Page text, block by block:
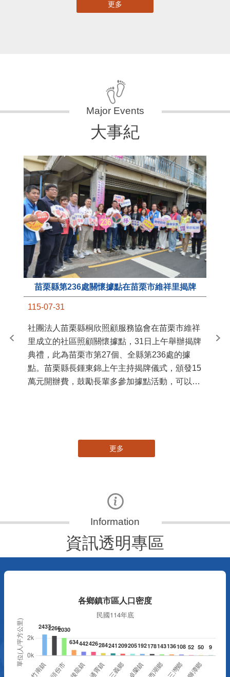
更多
大事紀
苗栗縣第236處關懷據點在苗栗市維祥里揭牌
115-07-31
社團法人苗栗縣桐欣照顧服務協會在苗栗市維祥
里成立的社區照顧關懷據點，31日上午舉辦揭牌
典禮，此為苗栗市第27個、全縣第236處的據
點。苗栗縣長鍾東錦上午主持揭牌儀式，頒發15
萬元開辦費，鼓勵長輩多參加據點活動，可以更
苗
更多
資訊透明專區